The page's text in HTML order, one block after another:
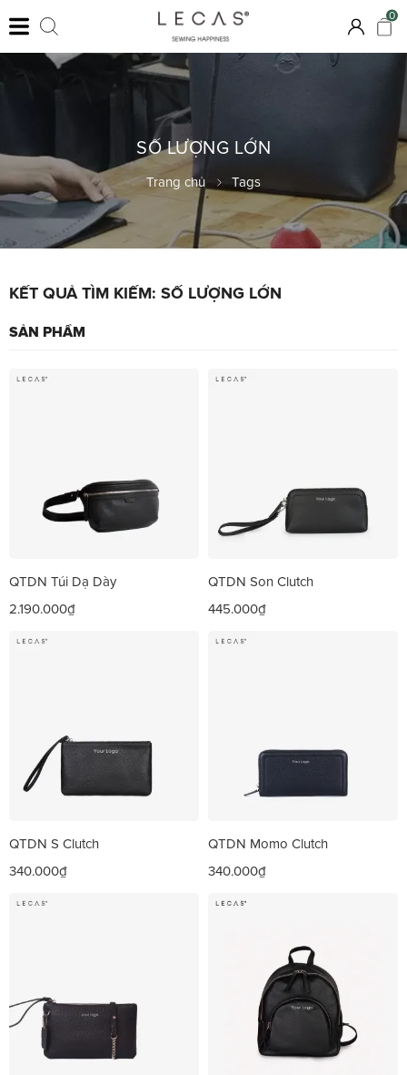
0
SỐ LƯỢNG LỚN
Trang chủ Tags
KẾT QUẢ TÌM KIẾM: SỐ LƯỢNG LỚN
SẢN PHẨM
QTDN Túi Dạ Dày
2.190.000₫
QTDN Son Clutch
445.000₫
QTDN S Clutch
340.000₫
QTDN Momo Clutch
340.000₫